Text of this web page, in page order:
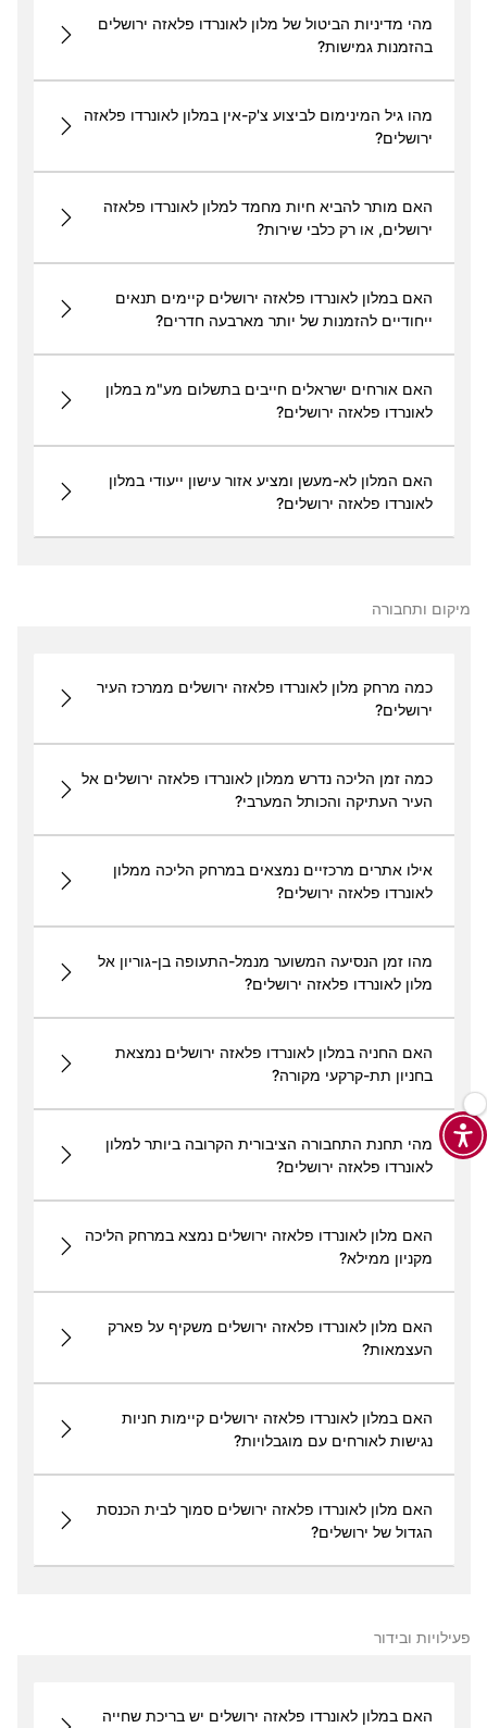
מהי מדיניות הביטול של מלון לאונרדו פלאזה ירושלים
בהזמנות גמישות?
מהו גיל המינימום לביצוע צ'ק-אין במלון לאונרדו פלאזה
ירושלים?
האם מותר להביא חיות מחמד למלון לאונרדו פלאזה
ירושלים, או רק כלבי שירות?
האם במלון לאונרדו פלאזה ירושלים קיימים תנאים
ייחודיים להזמנות של יותר מארבעה חדרים?
האם אורחים ישראלים חייבים בתשלום מע"מ במלון
לאונרדו פלאזה ירושלים?
האם המלון לא-מעשן ומציע אזור עישון ייעודי במלון
לאונרדו פלאזה ירושלים?
מיקום ותחבורה
כמה מרחק מלון לאונרדו פלאזה ירושלים ממרכז העיר
ירושלים?
כמה זמן הליכה נדרש ממלון לאונרדו פלאזה ירושלים אל
העיר העתיקה והכותל המערבי?
אילו אתרים מרכזיים נמצאים במרחק הליכה ממלון
לאונרדו פלאזה ירושלים?
מהו זמן הנסיעה המשוער מנמל-התעופה בן-גוריון אל
מלון לאונרדו פלאזה ירושלים?
האם החניה במלון לאונרדו פלאזה ירושלים נמצאת
בחניון תת-קרקעי מקורה?
מהי תחנת התחבורה הציבורית הקרובה ביותר למלון
לאונרדו פלאזה ירושלים?
האם מלון לאונרדו פלאזה ירושלים נמצא במרחק הליכה
מקניון ממילא?
האם מלון לאונרדו פלאזה ירושלים משקיף על פארק
העצמאות?
האם במלון לאונרדו פלאזה ירושלים קיימות חניות
נגישות לאורחים עם מוגבלויות?
האם מלון לאונרדו פלאזה ירושלים סמוך לבית הכנסת
הגדול של ירושלים?
פעילויות ובידור
האם במלון לאונרדו פלאזה ירושלים יש בריכת שחייה